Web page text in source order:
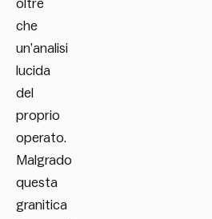
oltre
che
un’analisi
lucida
del
proprio
operato.
Malgrado
questa
granitica